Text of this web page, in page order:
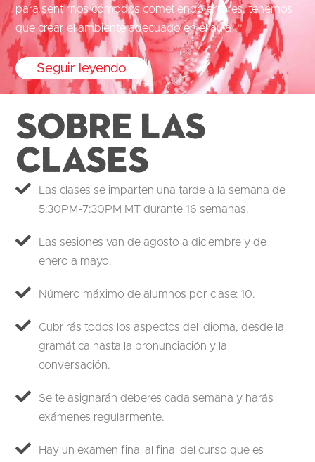
para sentirnos cómodos cometiendo errores, tenemos
que crear el ambiente adecuado en el aula”.”
Seguir leyendo
Sobre las
clases
Las clases se imparten una tarde a la semana de
5:30PM-7:30PM MT durante 16 semanas.
Las sesiones van de agosto a diciembre y de
enero a mayo.
Número máximo de alumnos por clase: 10.
Cubrirás todos los aspectos del idioma, desde la
gramática hasta la pronunciación y la
conversación.
Se te asignarán deberes cada semana y harás
exámenes regularmente.
Hay un examen final al final del curso que es